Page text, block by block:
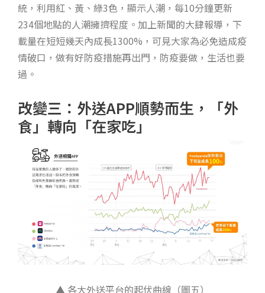
統，利用紅、黃、綠3色，顯示人潮，每10分鐘更新
234個地點的人潮擁擠程度。加上新聞的大肆報導，下
載量在短短幾天內成長1300%，可見大家為必免造成疫
情破口，做有好防疫措施再出門，防疫要做，生活也要
過。
改變三：外送APP順勢而生，「外
食」轉向「在家吃」
▲ 各大外送平台的起伏曲線（圖五）